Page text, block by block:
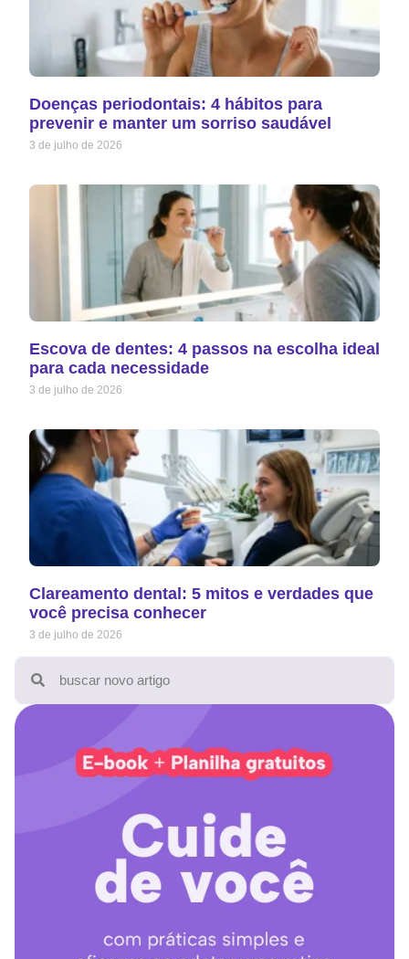
Doenças periodontais: 4 hábitos para
prevenir e manter um sorriso saudável
3 de julho de 2026
Escova de dentes: 4 passos na escolha ideal
para cada necessidade
3 de julho de 2026
Clareamento dental: 5 mitos e verdades que
você precisa conhecer
3 de julho de 2026